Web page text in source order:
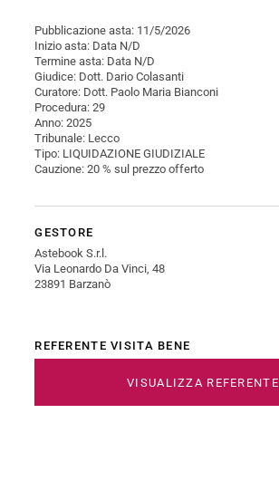
Pubblicazione asta: 11/5/2026
Inizio asta: Data N/D
Termine asta: Data N/D
Giudice: Dott. Dario Colasanti
Curatore: Dott. Paolo Maria Bianconi
Procedura: 29
Anno: 2025
Tribunale: Lecco
Tipo: LIQUIDAZIONE GIUDIZIALE
Cauzione: 20 % sul prezzo offerto
GESTORE
Astebook S.r.l.
Via Leonardo Da Vinci, 48
23891 Barzanò
REFERENTE VISITA BENE
VISUALIZZA REFERENTE